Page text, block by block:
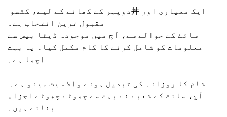
دوپہر کے کھانے کے لیے، کٹسو丼 ایک معیاری اور
مقبول ترین انتخاب ہے۔
سائٹ کے حوالے سے، آج میں موجودہ ڈیٹا بیس سے
معلومات کو شامل کرنے کا کام مکمل کیا۔ یہ بہت
اچھا ہے۔
شام کا روزانہ کی تبدیل ہونے والا سیٹ مینو ہے۔
آج، سائٹ کے شعبے نے بہت سے چھوٹے چھوٹے اجزاء
بنائے ہیں۔